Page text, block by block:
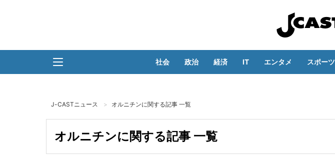
社会 政治 経済 IT エンタメ スポーツ
J-CASTニュース オルニチンに関する記事 一覧
オルニチンに関する記事 一覧